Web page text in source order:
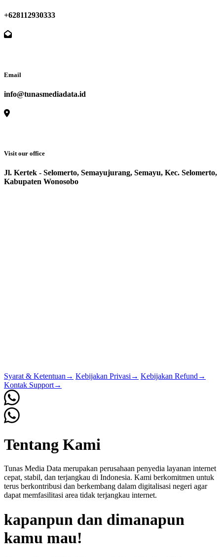
+628112930333
Email
info@tunasmediadata.id
Visit our office
Jl. Kertek - Selomerto, Semayujurang, Semayu, Kec. Selomerto,
Kabupaten Wonosobo
Syarat & Ketentuan → Kebijakan Privasi → Kebijakan Refund →
Kontak Support→
Tentang Kami
Tunas Media Data merupakan perusahaan penyedia layanan internet
cepat, stabil, dan terjangkau di Indonesia. Kami berkomitmen untuk
terus berkontribusi dan berkembang dalam digitalisasi negeri agar
dapat memfasilitasi area tidak terjangkau internet.
kapanpun dan dimanapun
kamu mau!